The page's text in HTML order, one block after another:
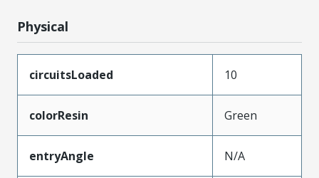
Physical
circuitsLoaded 10
colorResin Green
entryAngle N/A